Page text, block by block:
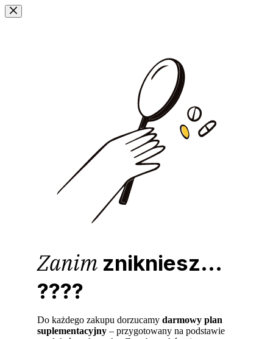
Przejdź
do
Zanim znikniesz...
????
Do każdego zakupu dorzucamydarmowy plan
suplementacyjny – przygotowany na podstawie